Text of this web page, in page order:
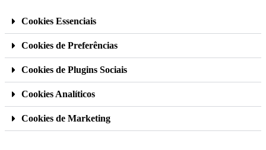
Cookies Essenciais
Cookies de Preferências
Cookies de Plugins Sociais
Cookies Analíticos
Cookies de Marketing